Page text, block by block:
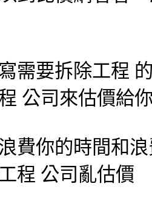
需要拆除工程
公司來估價給
費你的時間和
程 公司亂估價